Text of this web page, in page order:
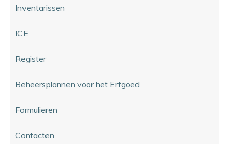
Inventarissen
ICE
Register
Beheersplannen voor het Erfgoed
Formulieren
Contacten